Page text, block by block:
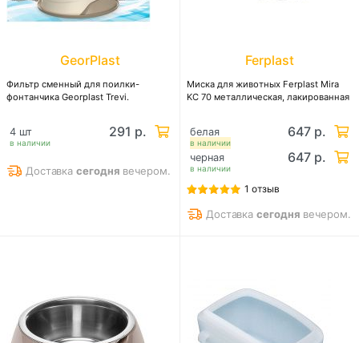
GeorPlast
Фильтр сменный для поилки-
фонтанчика Georplast Trevi.
в наличии
4 шт 291 р.
Доставкасегодня вечером.
Ferplast
Миска для животных Ferplast Mira
KC 70 металлическая, лакированная
в наличии
белая 647 р.
в наличии
черная 647 р.
1 отзыв
Доставкасегодня вечером.